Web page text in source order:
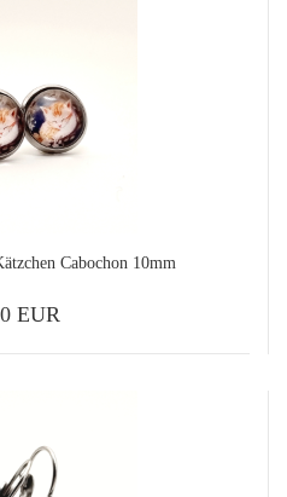
Cabochon 10mm
EUR